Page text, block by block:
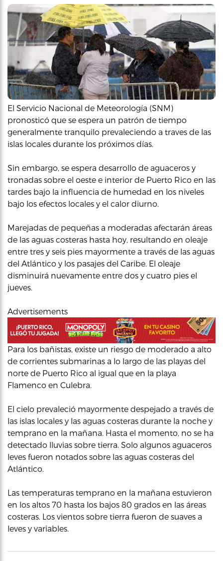
El Servicio Nacional de Meteorología (SNM)
pronosticó que se espera un patrón de tiempo
generalmente tranquilo prevaleciendo a traves de las
islas locales durante los próximos días.
Sin embargo, se espera desarrollo de aguaceros y
tronadas sobre el oeste e interior de Puerto Rico en las
tardes bajo la influencia de humedad en los niveles
bajo los efectos locales y el calor diurno.
Marejadas de pequeñas a moderadas afectarán áreas
de las aguas costeras hasta hoy, resultando en oleaje
entre tres y seis pies mayormente a través de las aguas
del Atlántico y los pasajes del Caribe. El oleaje
disminuirá nuevamente entre dos y cuatro pies el
jueves.
Advertisements
Para los bañistas, existe un riesgo de moderado a alto
de corrientes submarinas a lo largo de las playas del
norte de Puerto Rico al igual que en la playa
Flamenco en Culebra.
El cielo prevaleció mayormente despejado a través de
las islas locales y las aguas costeras durante la noche y
temprano en la mañana. Hasta el momento, no se ha
detectado lluvias sobre tierra. Solo algunos aguaceros
leves fueron notados sobre las aguas costeras del
Atlántico.
Las temperaturas temprano en la mañana estuvieron
en los altos 70 hasta los bajos 80 grados en las áreas
costeras. Los vientos sobre tierra fueron de suaves a
leves y variables.